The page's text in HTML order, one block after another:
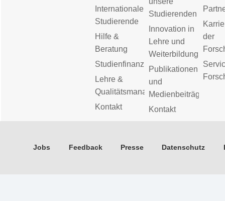
Internationale
Studierende
Hilfe &
Beratung
Studienfinanzierung
Lehre &
Qualitätsmanagement
Kontakt
Studierenden
Innovation in
Lehre und
Weiterbildung
Publikationen
und
Medienbeiträge
Kontakt
der
Jobs Feedback Presse Datenschutz